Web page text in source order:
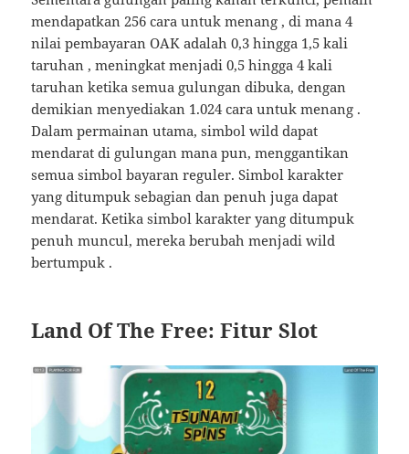
mendapatkan 256 cara untuk menang , di mana 4
nilai pembayaran OAK adalah 0,3 hingga 1,5 kali
taruhan , meningkat menjadi 0,5 hingga 4 kali
taruhan ketika semua gulungan dibuka, dengan
demikian menyediakan 1.024 cara untuk menang .
Dalam permainan utama, simbol wild dapat
mendarat di gulungan mana pun, menggantikan
semua simbol bayaran reguler. Simbol karakter
yang ditumpuk sebagian dan penuh juga dapat
mendarat. Ketika simbol karakter yang ditumpuk
penuh muncul, mereka berubah menjadi wild
bertumpuk .
Land Of The Free:Fitur Slot